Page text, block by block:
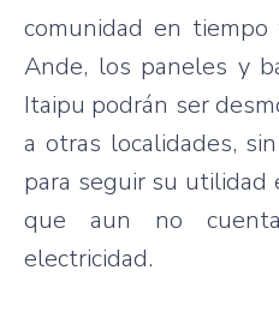
comunidad en
Ande, los paneles y
Itaipu podrán ser
a otras localidades,
para seguir su utilidad
que aun no
electricidad.